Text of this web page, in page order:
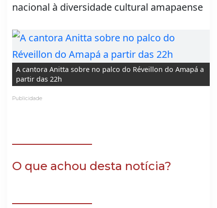
nacional à diversidade cultural amapaense
A cantora Anitta sobre no palco do Réveillon do Amapá a
partir das 22h
Publicidade
O que achou desta notícia?